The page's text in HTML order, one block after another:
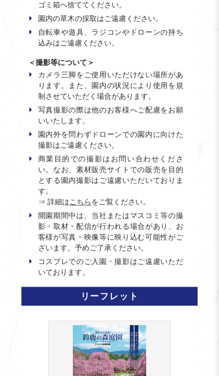
ゴミ箱へ捨ててください。
園内の草木の採取はご遠慮ください。
自転車や遊具、ラジコンやドローンの持ち
込みはご遠慮ください。
＜撮影等について＞
カメラ三脚をご使用いただけない場所があ
ります。また、園内の状況により使用を規
制させていただく場合があります。
写真撮影の際は他のお客様へご配慮をお願
いいたします。
園内外を問わずドローンでの園内に向けた
撮影はご遠慮ください。
商業目的での撮影はお問い合わせくださ
い。なお、素材販売サイトでの販売を目的
とする園内撮影はご遠慮いただいておりま
す。
⇒ 詳細はこちら をご覧ください。
開園期間中は、当社またはマスコミ等の撮
影・取材・配信が行われる場合があり、お
客様が写真・映像等に映り込む可能性がご
ざいます。予めご了承ください。
コスプレでのご入園・撮影はご遠慮いただ
いております。
リーフレット